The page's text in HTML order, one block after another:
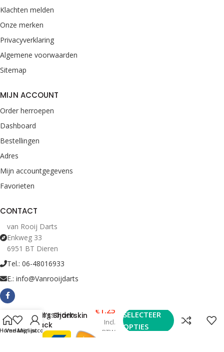
Klachten melden
Onze merken
Privacyverklaring
Algemene voorwaarden
Sitemap
MIJN ACCOUNT
Order herroepen
Dashboard
Bestellingen
Adres
Mijn accountgegevens
Favorieten
CONTACT
van Rooij Darts
Enkweg 33
6951 BT Dieren
Tel.: 06-48016933
E.: info@Vanrooijdarts
Bekijk Openingstijden
Bull’s Sharkskin
Black
€ 1.25
Incl.
BTW
SELECTEER
OPTIES
Verlanglijst
Mijn account